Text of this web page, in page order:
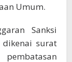
Umum.
Sanksi
surat